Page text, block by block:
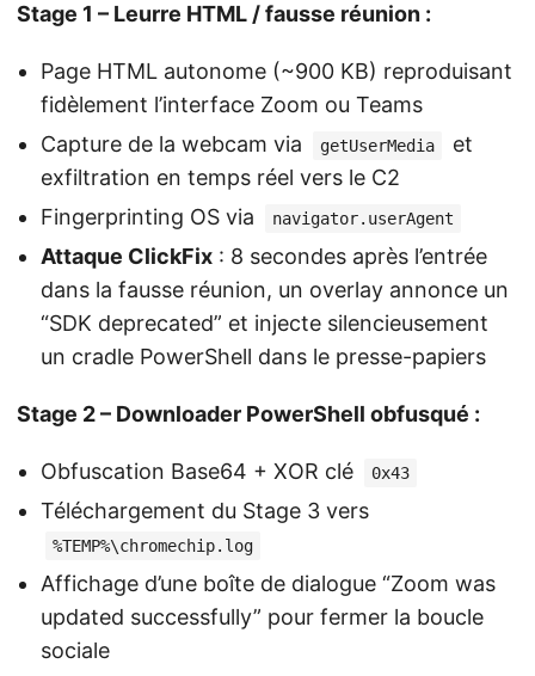
Stage 1 – Leurre HTML / fausse réunion :
Page HTML autonome (~900 KB) reproduisant
fidèlement l’interface Zoom ou Teams
Capture de la webcam via
getUserMedia
et
exfiltration en temps réel vers le C2
Fingerprinting OS via
navigator.userAgent
Attaque ClickFix : 8 secondes après l’entrée
dans la fausse réunion, un overlay annonce un
“SDK deprecated” et injecte silencieusement
un cradle PowerShell dans le presse-papiers
Stage 2 – Downloader PowerShell obfusqué :
Obfuscation Base64 + XOR clé 0x43
Téléchargement du Stage 3 vers
%TEMP%\chromechip.log
Affichage d’une boîte de dialogue “Zoom was
updated successfully” pour fermer la boucle
sociale